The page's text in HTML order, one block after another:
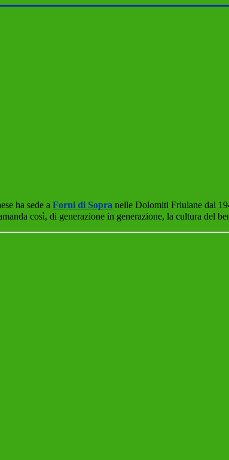
ha sede a Forni di Sopra nelle Dolomiti Friulane dal
così, di generazione in generazione, la cultura del